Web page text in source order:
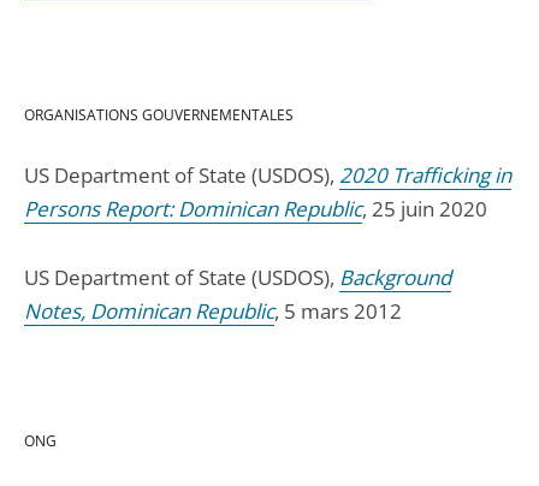
ORGANISATIONS GOUVERNEMENTALES
US Department of State (USDOS), 2020 Trafficking in
Persons Report: Dominican Republic, 25 juin 2020
US Department of State (USDOS), Background
Notes, Dominican Republic, 5 mars 2012
ONG